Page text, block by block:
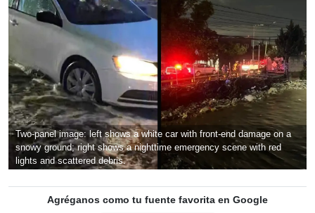
Two-panel image: left shows a white car with front-end damage on a
snowy ground; right shows a nighttime emergency scene with red
lights and scattered debris.
Agréganos como tu fuente favorita en Google